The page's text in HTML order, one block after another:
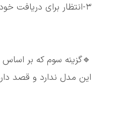
۳-انتظار برای دریافت خودرو با قیمت روز
🔹گزینه سوم که بر
این مدل ندارد و قصد